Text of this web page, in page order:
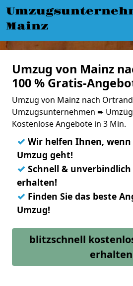
Mainz
Umzug von Mainz
100 % Gratis-
Umzug von Mainz nach
Umzugsunternehmen ➨
Kostenlose Angebote in 3 Min.
✓ Wir helfen Ihnen,
Umzug geht!
✓ Schnell &
erhalten!
✓ Finden Sie das beste
Umzug!
blitzschnell
erhalten